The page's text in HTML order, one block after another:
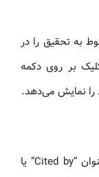
به تحقیق را در
بر روی دکمه
را نمایش می‌دهد.
در نتایج جستجو، زیر هر مقاله گزینه‌ای با عنوان “Cited by” یا